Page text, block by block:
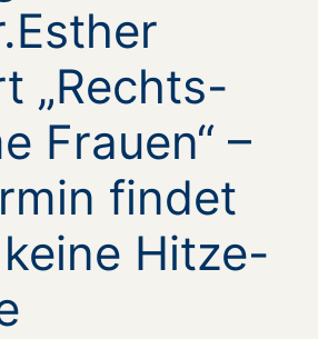
„Rechts-
Frauen“ –
findet
Hitze-